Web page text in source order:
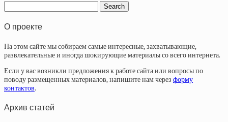
О проекте
На этом сайте мы собираем самые интересные, захватывающие,
развлекательные и иногда шокирующие материалы со всего интернета.
Если у вас возникли предложения к работе сайта или вопросы по
поводу размещенных материалов, напишите нам через форму
контактов.
Архив статей